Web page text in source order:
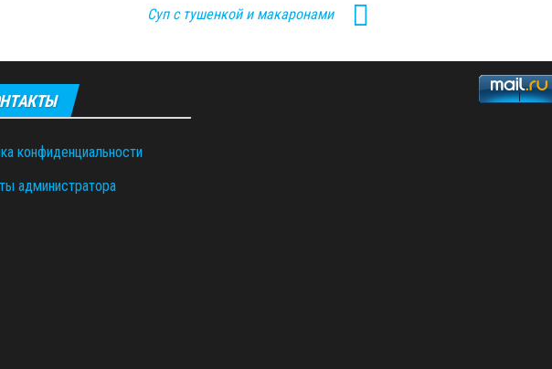
Суп с тушенкой и макаронами
конфиденциальности
администратора